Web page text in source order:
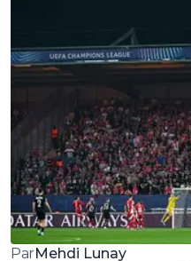
ParMehdi Lunay